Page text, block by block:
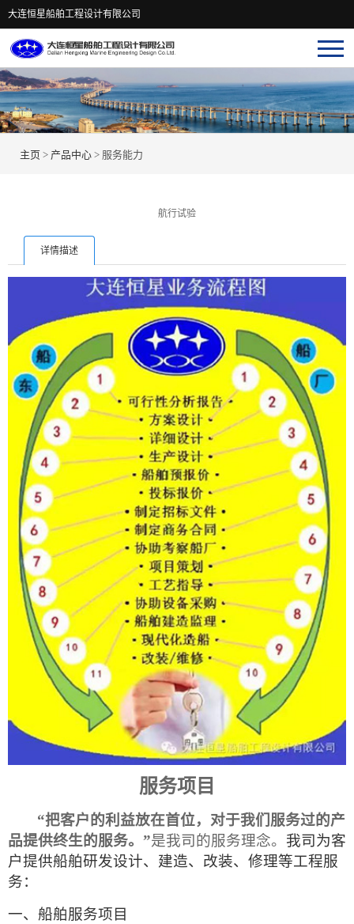
大连恒星船舶工程设计有限公司
主页 > 产品中心 > 服务能力
航行试验
详情描述
服务项目
“把客户的利益放在首位，对于我们服务过的产
品提供终生的服务。”是我司的服务理念。 我司为客
户提供船舶研发设计、建造、改装、修理等工程服
务：
一、船舶服务项目